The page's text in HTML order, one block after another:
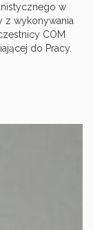
w
z wykonywania
COM
do Pracy.